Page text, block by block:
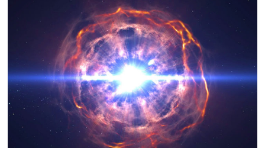
ТЕРПЕНИИ
ОГОРОДА
РАДОСТИ
ПЛОДОВ